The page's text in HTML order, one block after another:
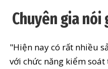
Chuyên gia nói
"Hiện nay có rất nhiều
với chức năng kiểm